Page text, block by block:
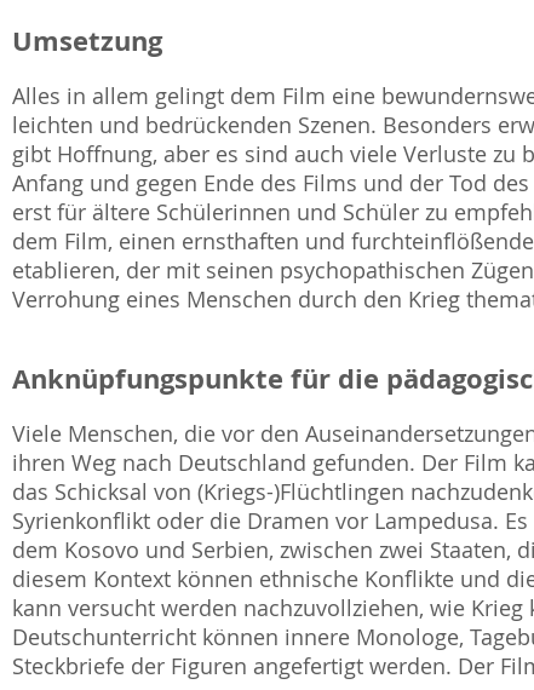
Umsetzung
Alles in allem gelingt dem Film eine
leichten und bedrückenden Szenen. Besonders
gibt Hoffnung, aber es sind auch viele Verluste zu
Anfang und gegen Ende des Films und der Tod
erst für ältere Schülerinnen und Schüler zu
dem Film, einen ernsthaften und
etablieren, der mit seinen psychopathischen
Verrohung eines Menschen durch den Krieg
Anknüpfungspunkte für die
Viele Menschen, die vor den
ihren Weg nach Deutschland gefunden. Der Film
das Schicksal von (Kriegs-)Flüchtlingen
Syrienkonflikt oder die Dramen vor Lampedusa.
dem Kosovo und Serbien, zwischen zwei
diesem Kontext können ethnische Konflikte und
kann versucht werden nachzuvollziehen, wie
Deutschunterricht können innere Monologe,
Steckbriefe der Figuren angefertigt werden. Der